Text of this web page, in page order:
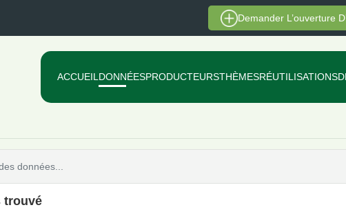
Demander L’ouverture
ACCUEIL DONNÉESPRODUCTEURSTHÈMESRÉUTILISATIONS
trouvé